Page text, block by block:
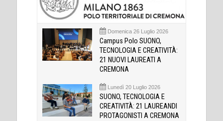
Domenica 26 Luglio 2026
Campus Polo SUONO,
TECNOLOGIA E CREATIVITÀ:
21 NUOVI LAUREATI A
CREMONA
Lunedì 20 Luglio 2026
SUONO, TECNOLOGIA E
CREATIVITÀ: 21 LAUREANDI
PROTAGONISTI A CREMONA